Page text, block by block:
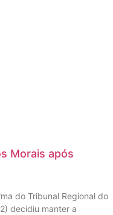
Morais após
do Tribunal Regional do
decidiu manter a